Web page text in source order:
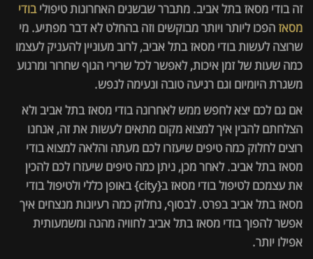
זה בודי מסאז בתל אביב. מתברר שבשנים האחרונות טיפוליבודי
מסאז הפכו ליותר ויותר מבוקשים וזה בהחלט לא דבר מפתיע. מי
שרוצה לעשות בודי מסאז בתל אביב, לרוב מעוניין להעניק לעצמו
כמה שעות של זמן איכות, לאפשר לכל שרירי הגוף שחרור ומרגוע
משגרת היומיום וגם רגיעה טובה ונעימה לנפש.
אם גם לכם יצא לחפש ממש לאחרונה בודי מסאז בתל אביב ולא
הצלחתם להבין איך למצוא מקום מתאים לעשות את זה, אנחנו
רוצים לחלוק כמה טיפים שיעזרו לכם מעתה והלאה למצוא בודי
מסאז בתל אביב. לאחר מכן, ניתן כמה טיפים שיעזרו לכם להכין
את עצמכם לטיפול בודי מסאז ב{city} באופן כללי ולטיפול בודי
מסאז בתל אביב בפרט. לבסוף, נחלוק כמה רעיונות מנצחים איך
אפשר להפוך בודי מסאז בתל אביב לחוויה מהנה ומשמעותית
אפילו יותר.